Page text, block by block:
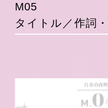
M05
タイトル／作詞